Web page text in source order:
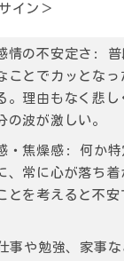
イン＞
情の不安定さ:
普
ことでカッとな
。理由もなく悲
の波が激しい。
・焦燥感:
何か特
、常に心が落ち
とを考えると不安
事や勉強、家事